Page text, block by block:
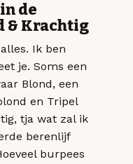
de
& Krachtig
Ik ben
je. Soms een
Blond, een
en Tripel
tja wat zal ik
berenlijf
burpees